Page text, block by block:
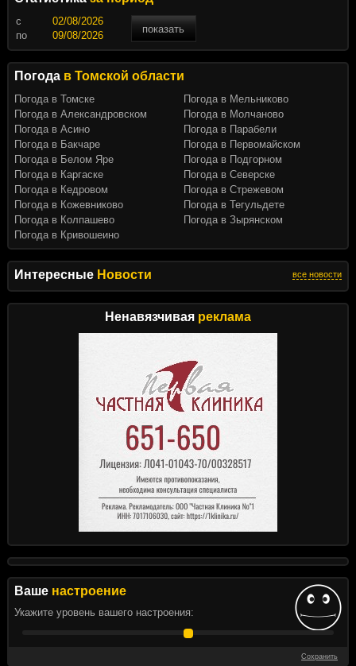
Интересные Новости все новости
Ненавязчивая реклама
Ваше настроение
Укажите уровень вашего настроения:
Сохранить
c
показать
по
Погода в Томской области
Погода в Томске
Погода в Александровском
Погода в Асино
Погода в Бакчаре
Погода в Белом Яре
Погода в Каргаске
Погода в Кедровом
Погода в Кожевниково
Погода в Колпашево
Погода в Кривошеино
Погода в Мельниково
Погода в Молчаново
Погода в Парабели
Погода в Первомайском
Погода в Подгорном
Погода в Северске
Погода в Стрежевом
Погода в Тегульдете
Погода в Зырянском